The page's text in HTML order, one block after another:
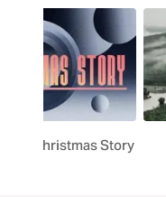
The Christmas Story